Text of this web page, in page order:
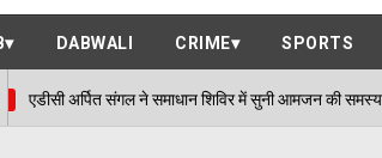
DABWALI CRIME SPORTS
समाधान शिविर में सुनी आमजन की समस्याएं